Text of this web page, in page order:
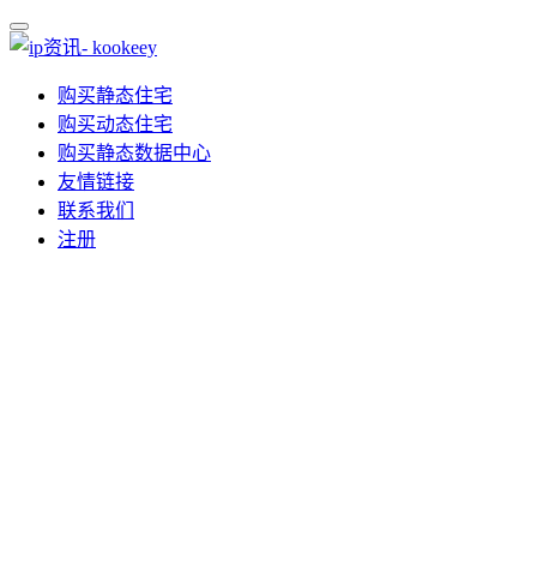
购买静态住宅
购买动态住宅
购买静态数据中心
友情链接
联系我们
注册